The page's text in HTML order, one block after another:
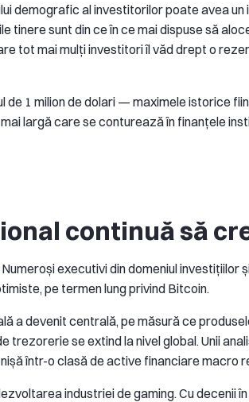
demografic al investitorilor poate avea
tinere sunt din ce în ce mai dispuse să
tot mai mulți investitori îl văd drept o
de 1 milion de dolari — maximele istorice
largă care se conturează în finanțele
continuă să
executivi din domeniul investițiilor
pe termen lung privind Bitcoin.
a devenit centrală, pe măsură ce
trezorerie se extind la nivel global. Unii
într-o clasă de active financiare macro
industriei de gaming. Cu decenii